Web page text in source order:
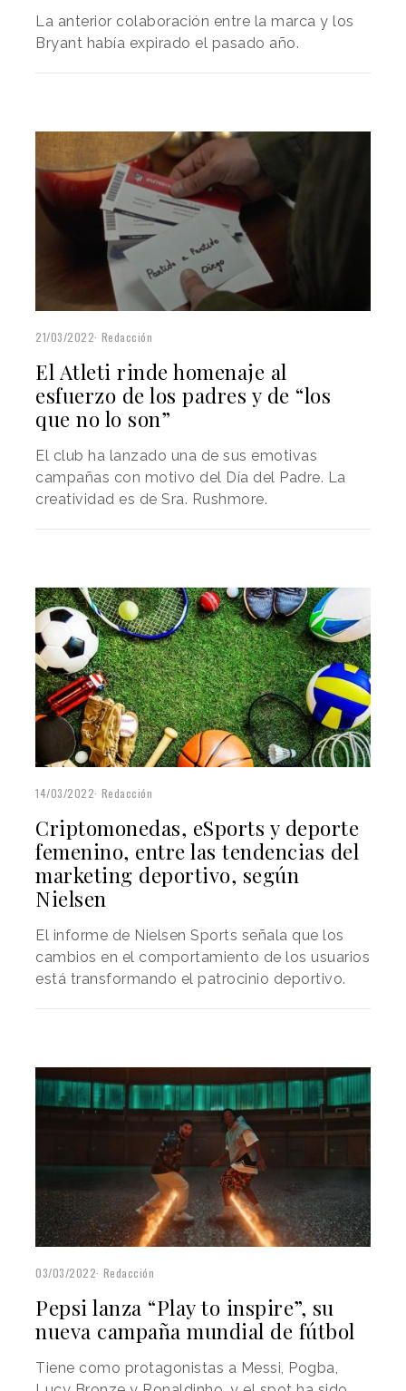
La anterior colaboración entre la marca y los
Bryant había expirado el pasado año.
21/03/2022 Redacción
El Atleti rinde homenaje al
esfuerzo de los padres y de “los
que no lo son”
El club ha lanzado una de sus emotivas
campañas con motivo del Día del Padre. La
creatividad es de Sra. Rushmore.
14/03/2022 Redacción
Criptomonedas, eSports y deporte
femenino, entre las tendencias del
marketing deportivo, según
Nielsen
El informe de Nielsen Sports señala que los
cambios en el comportamiento de los usuarios
está transformando el patrocinio deportivo.
03/03/2022 Redacción
Pepsi lanza “Play to inspire”, su
nueva campaña mundial de fútbol
Tiene como protagonistas a Messi, Pogba,